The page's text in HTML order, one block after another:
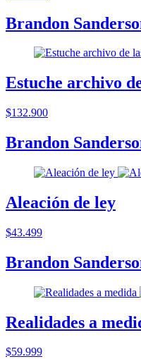
Brandon
Estuche archivo
$132.900
Brandon
Aleación de ley
$43.499
Brandon
Realidades a
$59.999